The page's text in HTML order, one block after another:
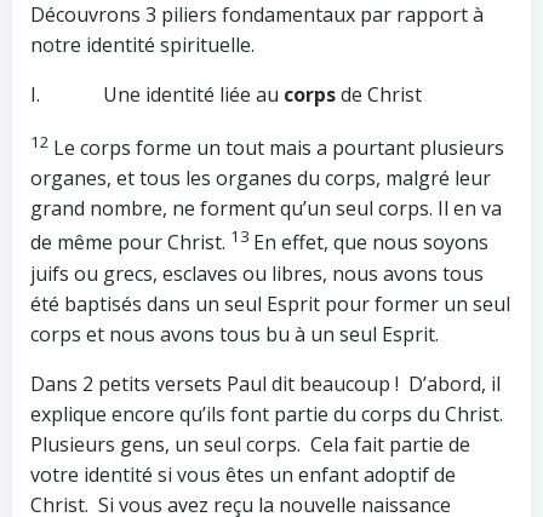
Découvrons 3 piliers fondamentaux par rapport à
notre identité spirituelle.
I. Une identité liée au corpsde Christ
12 Le corps forme un tout mais a pourtant plusieurs
organes, et tous les organes du corps, malgré leur
grand nombre, ne forment qu’un seul corps. Il en va
de même pour Christ. 13 En effet, que nous soyons
juifs ou grecs, esclaves ou libres, nous avons tous
été baptisés dans un seul Esprit pour former un seul
corps et nous avons tous bu à un seul Esprit.
Dans 2 petits versets Paul dit beaucoup ! D’abord, il
explique encore qu’ils font partie du corps du Christ.
Plusieurs gens, un seul corps. Cela fait partie de
votre identité si vous êtes un enfant adoptif de
Christ. Si vous avez reçu la nouvelle naissance